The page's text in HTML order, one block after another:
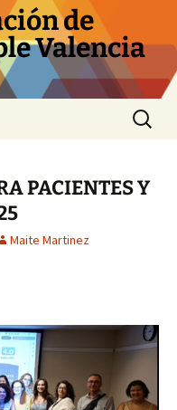
de
Valencia
Buscar:
PACIENTES Y
Maite Martinez